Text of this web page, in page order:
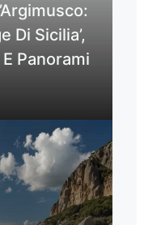
Di Sicilia’,
Panorami